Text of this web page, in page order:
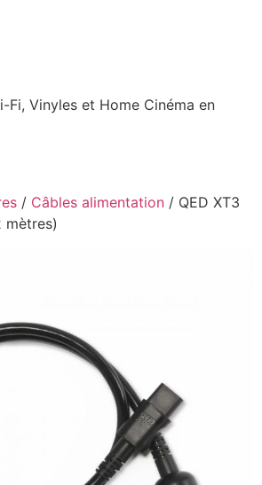
Fi, Vinyles et Home Cinéma en
/ Câbles alimentation / QED XT3
mètres)